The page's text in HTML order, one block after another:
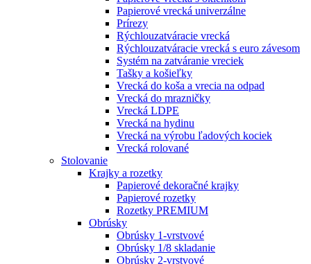
Papierové vrecká univerzálne
Prírezy
Rýchlouzatváracie vrecká
Rýchlouzatváracie vrecká s euro závesom
Systém na zatváranie vreciek
Tašky a košieľky
Vrecká do koša a vrecia na odpad
Vrecká do mrazničky
Vrecká LDPE
Vrecká na hydinu
Vrecká na výrobu ľadových kociek
Vrecká rolované
Stolovanie
Krajky a rozetky
Papierové dekoračné krajky
Papierové rozetky
Rozetky PREMIUM
Obrúsky
Obrúsky 1-vrstvové
Obrúsky 1/8 skladanie
Obrúsky 2-vrstvové